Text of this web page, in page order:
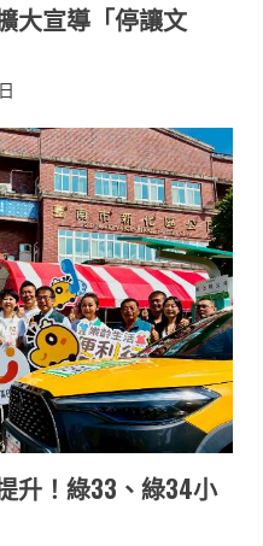
大宣導「停讓文
升！綠33、綠34小